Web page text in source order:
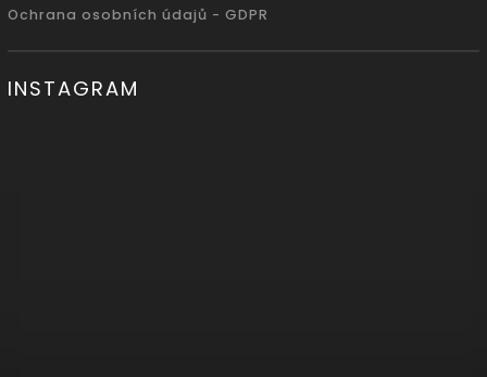
Ochrana osobních údajů - GDPR
INSTAGRAM